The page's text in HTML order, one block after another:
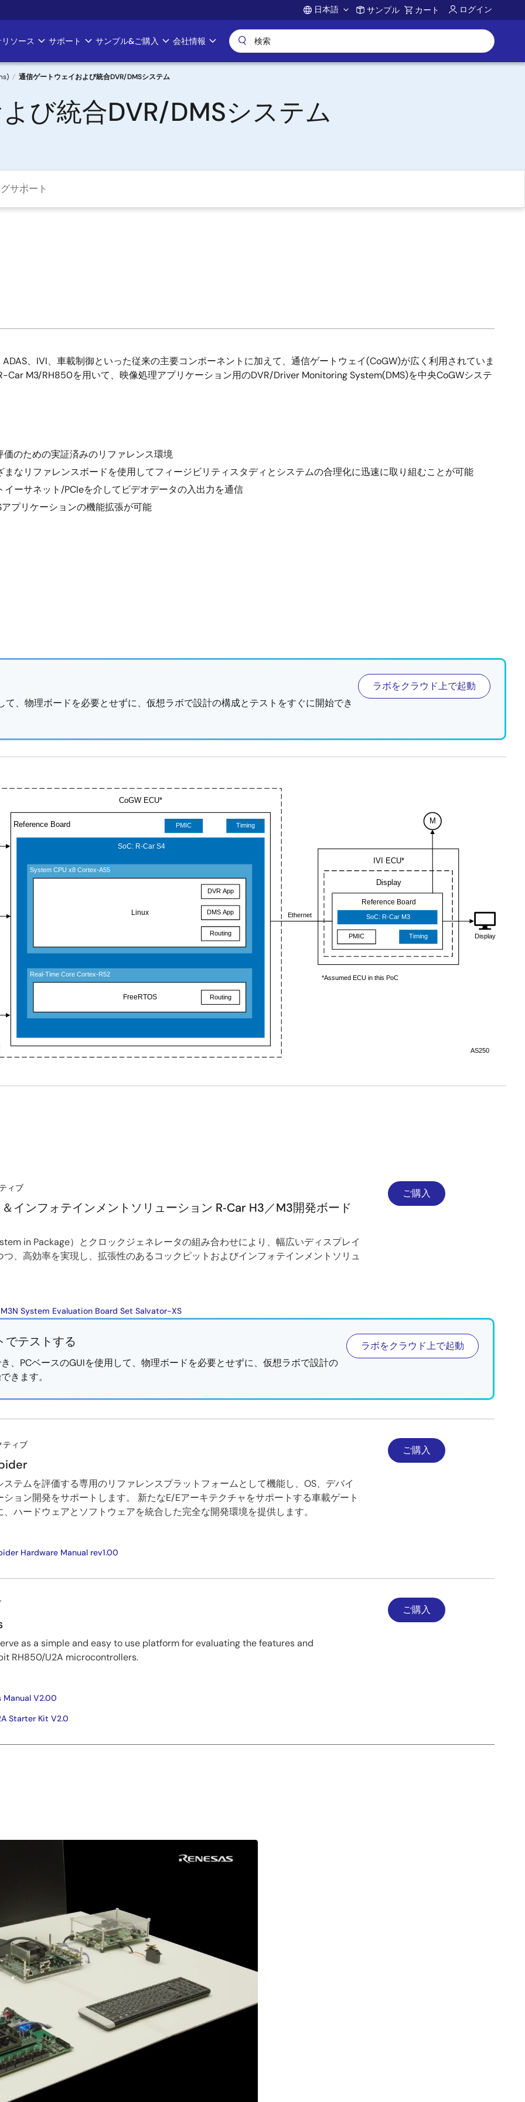
Account
日本語 サンプル カート ログイン
ソース サポート サンプル&ご購入 会社情報
通信ゲートウェイおよび統合DVR/DMSシステム
び統合DVR/DMSシステム
サポート
、IVI、車載制御といった従来の主要コンポーネントに加えて、通信ゲートウェイ(CoGW)が広く利用されていま
Car M3/RH850を用いて、映像処理アプリケーション用のDVR/Driver Monitoring System(DMS)を中央CoGWシステ
のための実証済みのリファレンス環境
なリファレンスボードを使用してフィージビリティスタディとシステムの合理化に迅速に取り組むことが可能
ーサネット/PCIeを介してビデオデータの入出力を通信
プリケーションの機能拡張が可能
、物理ボードを必要とせずに、仮想ラボで設計の構成とテストをすぐに開始でき
ラボをクラウド上で起動
Display
Reference Board
AS250
CoGW ECU*
PMIC Timing
Reference Board
SoC: R-Car M3
PMIC Timing
Ethernet
Display
IVI ECU*
*Assumed ECU in this PoC
M
SoC: R-Car S4
System CPU x8 Cortex-A55
Linux
DVR App
DMS App
Routing
Real-Time Core Cortex-R52
FreeRTOS Routing
ィブ
インフォテインメントソリューション R‑Car H3／M3開発ボード
in Package）とクロックジェネレータの組み合わせにより、幅広いディスプレイ
、高効率を実現し、拡張性のあるコックピットおよびインフォテインメントソリュ
System Evaluation Board Set Salvator-XS
でテストする
、PCベースのGUIを使用して、物理ボードを必要とせずに、仮想ラボで設計の
きます。
ラボをクラウド上で起動
ご購入
ティブ
テムを評価する専用のリファレンスプラットフォームとして機能し、OS、デバイ
ョン開発をサポートします。 新たなE/Eアーキテクチャをサポートする車載ゲート
ハードウェアとソフトウェアを統合した完全な開発環境を提供します。
Hardware Manual rev1.00
ご購入
as a simple and easy to use platform for evaluating the features and
RH850/U2A microcontrollers.
Manual V2.00
Starter Kit V2.0
ご購入